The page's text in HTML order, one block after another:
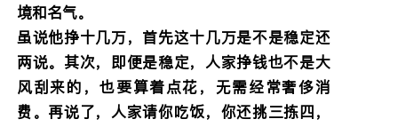
境和名气。
虽说他挣十几万，首先这十几万是不是稳定还
两说。其次，即便是稳定，人家挣钱也不是大
风刮来的，也要算着点花，无需经常奢侈消
费。再说了，人家请你吃饭，你还挑三拣四，